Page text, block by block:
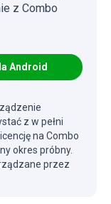
z Combo
Android
z w pełni
na Combo
okres próbny.
przez